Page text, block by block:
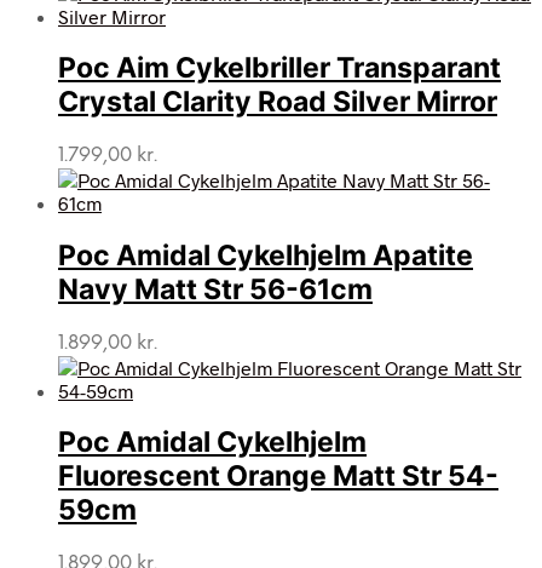
Poc Aim Cykelbriller Transparant
Crystal Clarity Road Silver Mirror
1.799,00 kr.
Poc Amidal Cykelhjelm Apatite
Navy Matt Str 56-61cm
1.899,00 kr.
Poc Amidal Cykelhjelm
Fluorescent Orange Matt Str 54-
59cm
1.899,00 kr.